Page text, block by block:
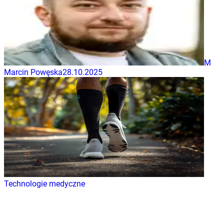
M
Marcin Powęska28.10.2025
Technologie medyczne